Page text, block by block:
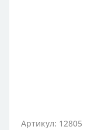
Артикул: 12805